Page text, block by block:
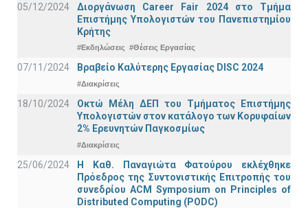
05/12/2024
Διοργάνωση Career Fair 2024 στο Τμήμα
Επιστήμης Υπολογιστών του Πανεπιστημίου
Κρήτης
#Εκδηλώσεις #Θέσεις Εργασίας
07/11/2024 Βραβείο Καλύτερης Εργασίας DISC 2024
#Διακρίσεις
18/10/2024
Οκτώ Μέλη ΔΕΠ του Τμήματος Επιστήμης
Υπολογιστών στον κατάλογο των Κορυφαίων
2% Ερευνητών Παγκοσμίως
#Διακρίσεις
25/06/2024
Η Καθ. Παναγιώτα Φατούρου εκλέχθηκε
Πρόεδρος της Συντονιστικής Επιτροπής του
συνεδρίου ACM Symposium on Principles of
Distributed Computing (PODC)